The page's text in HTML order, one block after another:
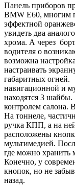
Панель приборов
BMW E60, многим
эффектной
увидеть два
хрома. А через
водителя о
возможна
настраивать
габаритных огней.
навигационной и
находятся 3
контролем салона.
На тоннеле,
ручка КПП, а на
расположены
мультимедией.
где можно хранить
Конечно, у
кнопок, но не
назад.